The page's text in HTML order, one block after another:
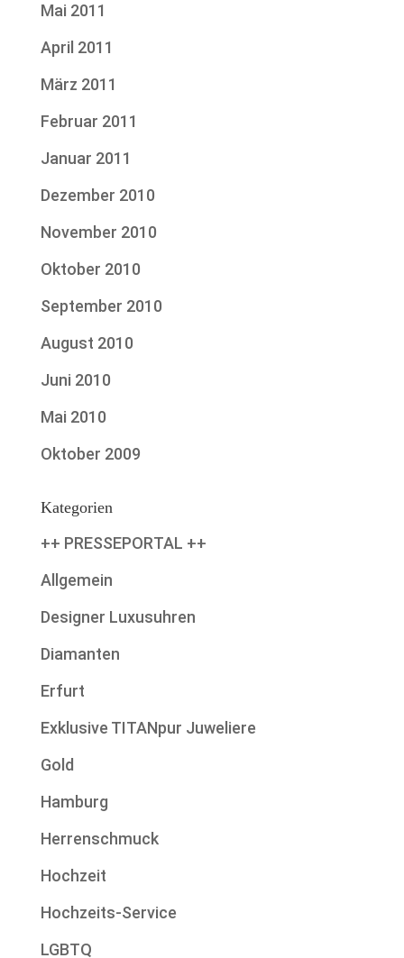
Mai 2011
April 2011
März 2011
Februar 2011
Januar 2011
Dezember 2010
November 2010
Oktober 2010
September 2010
August 2010
Juni 2010
Mai 2010
Oktober 2009
Kategorien
++ PRESSEPORTAL ++
Allgemein
Designer Luxusuhren
Diamanten
Erfurt
Exklusive TITANpur Juweliere
Gold
Hamburg
Herrenschmuck
Hochzeit
Hochzeits-Service
LGBTQ